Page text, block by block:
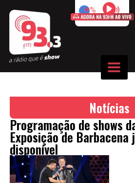
50%
Notícias
Programação de shows
Exposição de Barbacena
disponível